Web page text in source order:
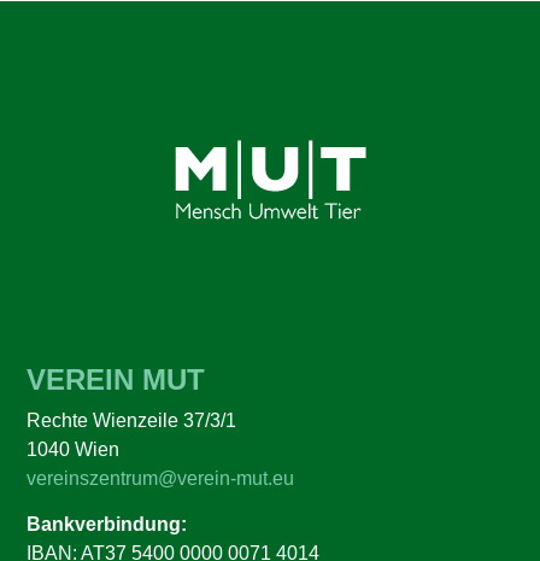
VEREIN MUT
Rechte Wienzeile 37/3/1
1040 Wien
vereinszentrum@verein-mut.eu
Bankverbindung:
IBAN: AT37 5400 0000 0071 4014